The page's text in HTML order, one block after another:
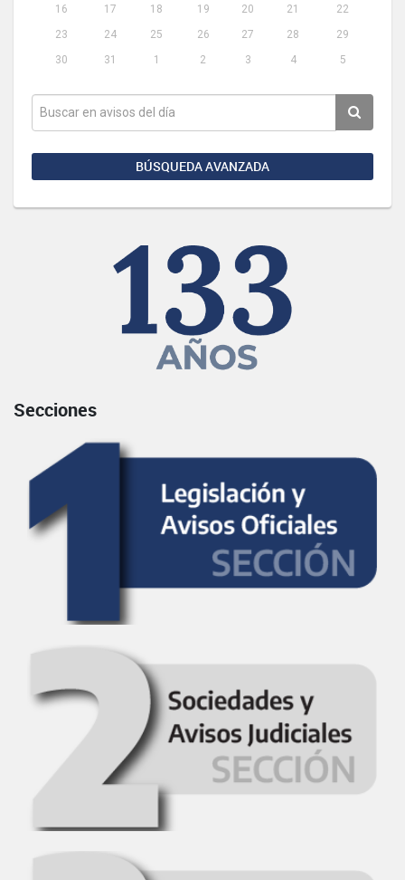
16
17 18 19 20 21
22
23
24 25 26 27 28
29
30
31 1 2 3 4 5
BÚSQUEDA AVANZADA
Secciones